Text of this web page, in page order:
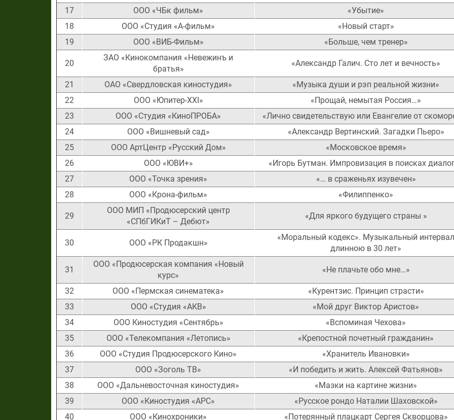
17 ООО «ЧБк фильм»
«Убытие»
18
ООО «Студия «А-фильм»
«Новый старт»
19
ООО «ВИБ-Фильм» «Больше, чем тренер»
20
ЗАО «Кинокомпания «Невежинъ и
братья»
«Александр Галич. Сто лет и вечность»
21 ОАО «Свердловская киностудия»
«Музыка души и рэп реальной жизни»
22
ООО «Юпитер-ХХI»
«Прощай, немытая Россия…»
23
ООО «Студия «КиноПРОБА»
«Лично свидетельствую или Евангелие от
24
ООО «Вишневый сад»
«Александр Вертинский. Загадки Пьеро»
25
ООО АртЦентр «Русский Дом»
«Московское время»
26
ООО «ЮВИ+»
«Игорь Бутман. Импровизация в поисках
27
ООО «Точка зрения»
«… в сраженьях изувечен»
28
ООО «Крона-фильм» «Филиппенко»
29
ООО МИП «Продюсерский центр
«СПбГИКиТ – Дебют»
«Для яркого будущего страны »
30 ООО «РК Продакшн»
«Моральный кодекс». Музыкальный интервал
длинною в 30 лет»
31
ООО «Продюсерская компания «Новый
курс»
«Не плачьте обо мне…»
32 ООО «Пермская синематека»
«Курентзис. Принцип страсти»
33
ООО «Студия «АКВ»
«Мой друг Виктор Аристов»
34
ООО Киностудия «Сентябрь»
«Вспоминая Чехова»
35
ООО «Телекомпания «Летопись»
«Крепостной почетный гражданин»
36
ООО «Студия Продюсерского Кино»
«Хранитель Ивановки»
37
ООО «Зоголь ТВ»
«И победить и жить. Алексей Фатьянов»
38
ООО «Дальневосточная киностудия»
«Мазки на картине жизни»
39
ООО «Киностудия «АРС»
«Русское рондо Наталии Шаховской»
40
ООО «Кинохроники»
«Потерянный плацкарт Сергея Скворцова»